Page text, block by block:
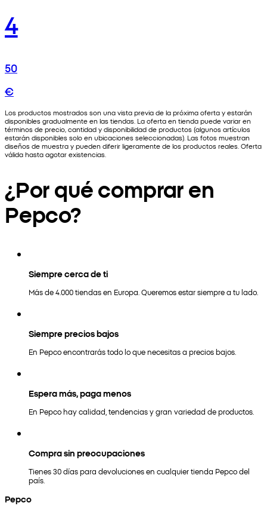
4
50
€
Los productos mostrados son una vista previa de la próxima oferta y estarán
disponibles gradualmente en las tiendas. La oferta en tienda puede variar en
términos de precio, cantidad y disponibilidad de productos (algunos artículos
estarán disponibles solo en ubicaciones seleccionadas). Las fotos muestran
diseños de muestra y pueden diferir ligeramente de los productos reales. Oferta
válida hasta agotar existencias.
¿Por qué comprar en
Pepco?
Siempre cerca de ti
Más de 4.000 tiendas en Europa. Queremos estar siempre a tu lado.
Siempre precios bajos
En Pepco encontrarás todo lo que necesitas a precios bajos.
Espera más, paga menos
En Pepco hay calidad, tendencias y gran variedad de productos.
Compra sin preocupaciones
Tienes 30 días para devoluciones en cualquier tienda Pepco del
país.
Pepco